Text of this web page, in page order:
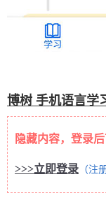
博树 手机语言学
隐藏内容，登录
>>>立即登录 （注